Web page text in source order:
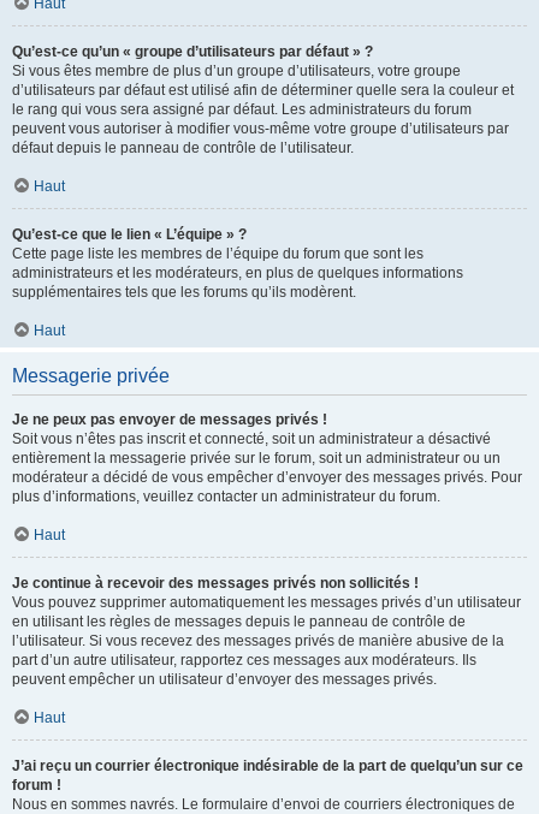
Haut
Qu’est-ce qu’un « groupe d’utilisateurs par défaut » ?
Si vous êtes membre de plus d’un groupe d’utilisateurs, votre groupe
d’utilisateurs par défaut est utilisé afin de déterminer quelle sera la couleur et
le rang qui vous sera assigné par défaut. Les administrateurs du forum
peuvent vous autoriser à modifier vous-même votre groupe d’utilisateurs par
défaut depuis le panneau de contrôle de l’utilisateur.
Haut
Qu’est-ce que le lien « L’équipe » ?
Cette page liste les membres de l’équipe du forum que sont les
administrateurs et les modérateurs, en plus de quelques informations
supplémentaires tels que les forums qu’ils modèrent.
Haut
Messagerie privée
Je ne peux pas envoyer de messages privés !
Soit vous n’êtes pas inscrit et connecté, soit un administrateur a désactivé
entièrement la messagerie privée sur le forum, soit un administrateur ou un
modérateur a décidé de vous empêcher d’envoyer des messages privés. Pour
plus d’informations, veuillez contacter un administrateur du forum.
Haut
Je continue à recevoir des messages privés non sollicités !
Vous pouvez supprimer automatiquement les messages privés d’un utilisateur
en utilisant les règles de messages depuis le panneau de contrôle de
l’utilisateur. Si vous recevez des messages privés de manière abusive de la
part d’un autre utilisateur, rapportez ces messages aux modérateurs. Ils
peuvent empêcher un utilisateur d’envoyer des messages privés.
Haut
J’ai reçu un courrier électronique indésirable de la part de quelqu’un sur ce
forum !
Nous en sommes navrés. Le formulaire d’envoi de courriers électroniques de